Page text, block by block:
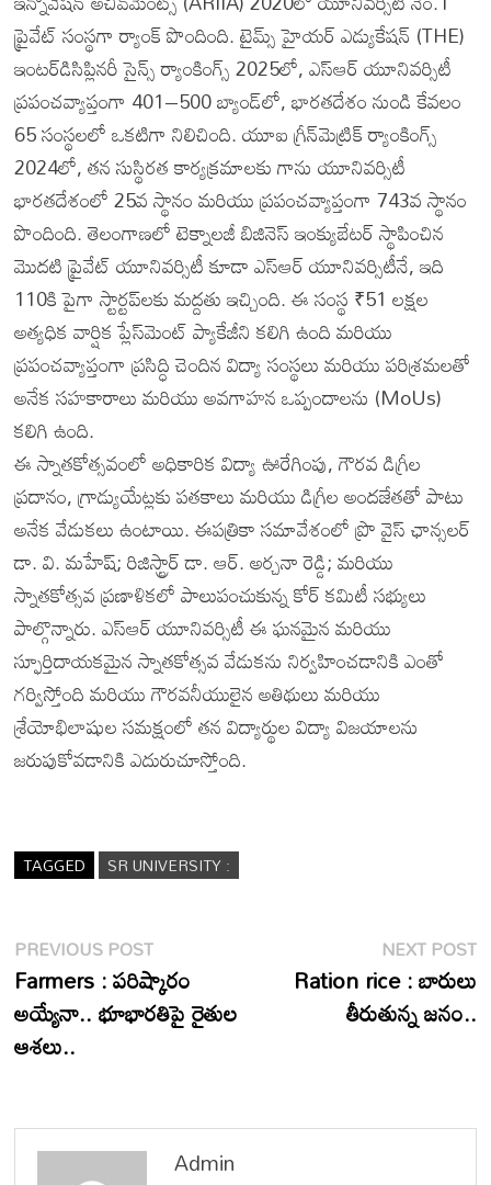
ప్రైవేట్ సంస్థగా ర్యాంక్ పొందింది. టైమ్స్ హైయర్ ఎడ్యుకేషన్ (THE)
ఇంటర్‌డిసిప్లినరీ సైన్స్ ర్యాంకింగ్స్ 2025లో, ఎస్‌ఆర్ యూనివర్సిటీ
ప్రపంచవ్యాప్తంగా 401–500 బ్యాండ్‌లో, భారతదేశం నుండి కేవలం
65 సంస్థలలో ఒకటిగా నిలిచింది. యూఐ గ్రీన్‌మెట్రిక్ ర్యాంకింగ్స్
2024లో, తన సుస్థిరత కార్యక్రమాలకు గాను యూనివర్సిటీ
భారతదేశంలో 25వ స్థానం మరియు ప్రపంచవ్యాప్తంగా 743వ స్థానం
పొందింది. తెలంగాణలో టెక్నాలజీ బిజినెస్ ఇంక్యుబేటర్ స్థాపించిన
మొదటి ప్రైవేట్ యూనివర్సిటీ కూడా ఎస్‌ఆర్ యూనివర్సిటీనే, ఇది
110కి పైగా స్టార్టప్‌లకు మద్దతు ఇచ్చింది. ఈ సంస్థ ₹51 లక్షల
అత్యధిక వార్షిక ప్లేస్‌మెంట్ ప్యాకేజీని కలిగి ఉంది మరియు
ప్రపంచవ్యాప్తంగా ప్రసిద్ధి చెందిన విద్యా సంస్థలు మరియు పరిశ్రమలతో
అనేక సహకారాలు మరియు అవగాహన ఒప్పందాలను (MoUs)
కలిగి ఉంది.
ఈ స్నాతకోత్సవంలో అధికారిక విద్యా ఊరేగింపు, గౌరవ డిగ్రీల
ప్రదానం, గ్రాడ్యుయేట్లకు పతకాలు మరియు డిగ్రీల అందజేతతో పాటు
అనేక వేడుకలు ఉంటాయి. ఈపత్రికా సమావేశంలో ప్రొ వైస్ ఛాన్సలర్
డా. వి. మహేష్; రిజిస్ట్రార్ డా. ఆర్. అర్చనా రెడ్డి; మరియు
స్నాతకోత్సవ ప్రణాళికలో పాలుపంచుకున్న కోర్ కమిటీ సభ్యులు
పాల్గొన్నారు. ఎస్‌ఆర్ యూనివర్సిటీ ఈ ఘనమైన మరియు
స్ఫూర్తిదాయకమైన స్నాతకోత్సవ వేడుకను నిర్వహించడానికి ఎంతో
గర్విస్తోంది మరియు గౌరవనీయులైన అతిథులు మరియు
శ్రేయోభిలాషుల సమక్షంలో తన విద్యార్థుల విద్యా విజయాలను
జరుపుకోవడానికి ఎదురుచూస్తోంది.
TAGGED SR UNIVERSITY :
Post
navigation
PREVIOUS POSTPrevious
post:
Farmers : పరిష్కారం
అయ్యేనా.. భూభారతిపై రైతుల
ఆశలు..
NEXT POST
Ration rice : బారులు
తీరుతున్న జనం..
Admin